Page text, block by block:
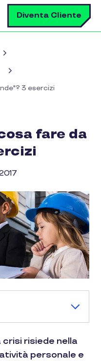
Diventa Cliente
3 esercizi
fare da
crisi risiede nella
personale e